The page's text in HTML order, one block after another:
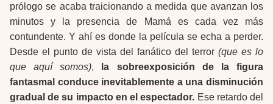
prólogo se acaba traicionando a medida que avanzan los
minutos y la presencia de Mamá es cada vez más
contundente. Y ahí es donde la película se echa a perder.
Desde el punto de vista del fanático del terror (que es lo
que aquí somos),
la sobreexposición de la figura
fantasmal conduce inevitablemente a una disminución
gradual de su impacto en el espectador. Ese retardo del